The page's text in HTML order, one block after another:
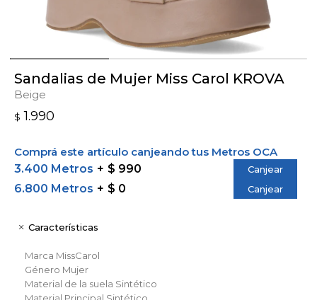
Sandalias de Mujer Miss Carol KROVA
Beige
$ 1.990
Comprá este artículo canjeando tus Metros OCA
3.400 Metros
$ 990 Canjear
6.800 Metros $ 0 Canjear
Características
Marca MissCarol
Género Mujer
Material de la suela Sintético